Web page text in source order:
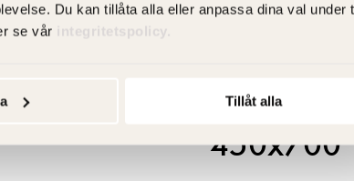
Du kan tillåta alla eller anpassa dina val under
se vår
integritetspolicy.
Tillåt alla
Crown
450x700